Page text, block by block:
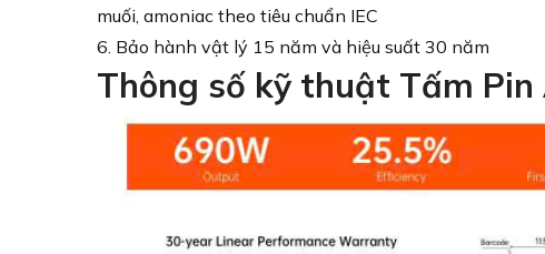
muối, amoniac theo tiêu chuẩn IEC
6. Bảo hành vật lý 15 năm và hiệu suất 30 năm
Thông số kỹ thuật Tấm